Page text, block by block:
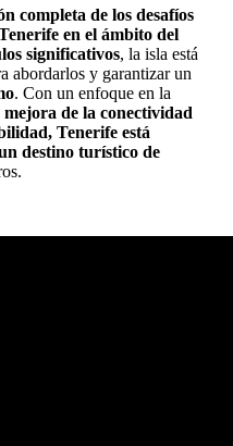
completa de los desafíos
en el ámbito del
significativos, la isla está
abordarlos y garantizar un
. Con un enfoque en la
de la conectividad
Tenerife está
destino turístico de